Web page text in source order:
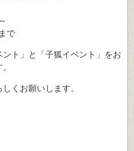
で
ト」と「子狐イベント」をお
くお願いします。